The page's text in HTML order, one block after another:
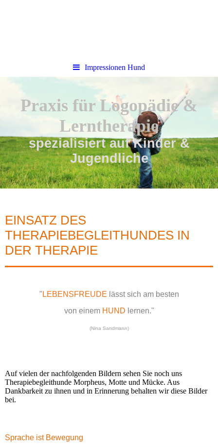
Impressionen Hund
Praxis für Logopädie &
Lerntherapie
spezialisiert auf Kinder &
Jugendliche
EINSATZ DES
THERAPIEBEGLEITHUNDES IN
DER THERAPIE
" LEBENSFREUDE lässt sich am besten
von einem HUND lernen."
(Nina Sandmann)
Auf vielen der nachfolgenden Bildern sehen Sie noch uns
Therapiebegleithunde Morpheus, Motte und Mücke. Aus
Dankbarkeit zu ihnen und in Erinnerung behalten wir diese Bilder
bei.
Sprache ist Bewegung